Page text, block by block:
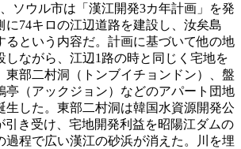
ソウル市は「漢江開発3カ年計画」を発
に74キロの江辺道路を建設し、汝矣島
るという内容だ。計画に基づいて他の地
しながら、江辺1路の時と同じく宅地を
東部二村洞（トンブイチョンドン）、盤
亭（アックジョン）などのアパート団地
生した。東部二村洞は韓国水資源開発公
引き受け、宅地開発利益を昭陽江ダムの
過程で広い漢江の砂浜が消えた。川を埋